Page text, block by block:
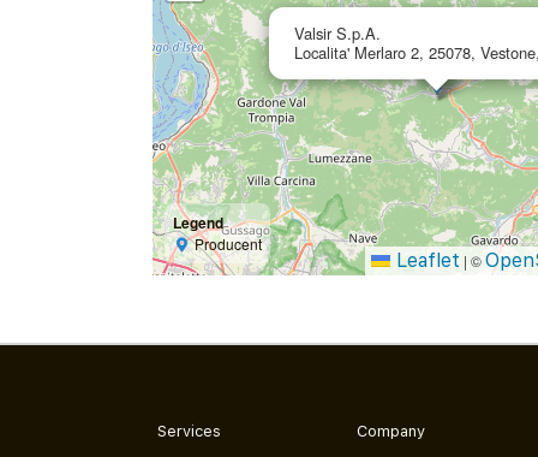
Valsir S.p.A.
Localita' Merlaro 2, 25078,
Legend
Producent
Leaflet | ©
Services Company